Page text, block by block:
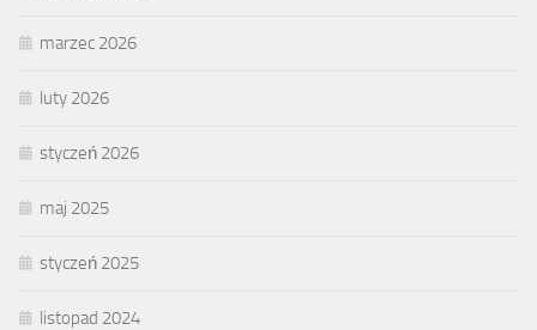
marzec 2026
luty 2026
styczeń 2026
maj 2025
styczeń 2025
listopad 2024